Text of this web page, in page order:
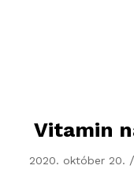
Vitamin
2020. október 20. /